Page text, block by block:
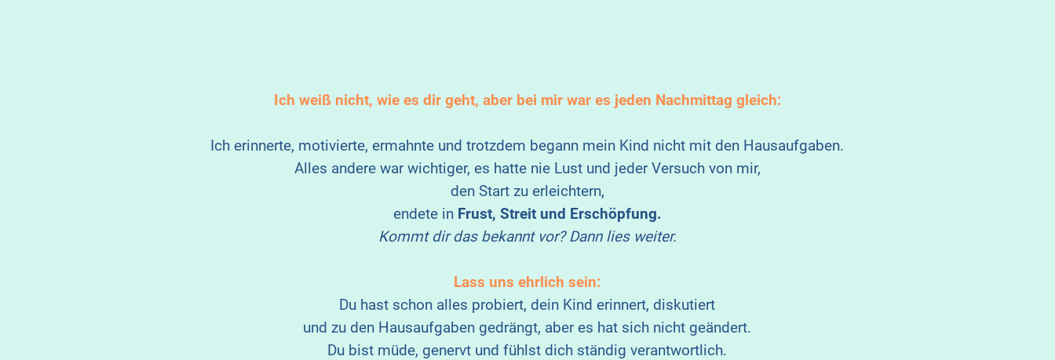
Ich weiß nicht, wie es dir geht, aber bei mir war es jeden Nachmittag gleich:
Ich erinnerte, motivierte, ermahnte und trotzdem begann mein Kind nicht mit den Hausaufgaben.
Alles andere war wichtiger, es hatte nie Lust und jeder Versuch von mir,
den Start zu erleichtern,
endete in Frust, Streit und Erschöpfung.
Kommt dir das bekannt vor? Dann lies weiter.
Lass uns ehrlich sein:
Du hast schon alles probiert, dein Kind erinnert, diskutiert
und zu den Hausaufgaben gedrängt, aber es hat sich nicht geändert.
Du bist müde, genervt und fühlst dich ständig verantwortlich.